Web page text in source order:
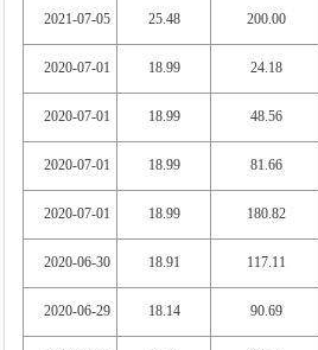
2021-07-05 25.48 200.00
2020-07-01 18.99 24.18
2020-07-01 18.99 48.56
2020-07-01 18.99 81.66
2020-07-01 18.99 180.82
2020-06-30 18.91 117.11
2020-06-29 18.14 90.69